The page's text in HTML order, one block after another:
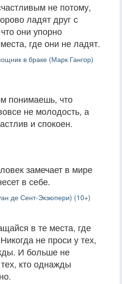
не потому,
ладят друг с
они упорно
где они не ладят.
в браке (Марк Гангор)
понимаешь, что
не молодость, а
и спокоен.
замечает в мире
в себе.
де Сент-Экзюпери) (10+)
в те места, где
не проси у тех,
И больше не
кто однажды